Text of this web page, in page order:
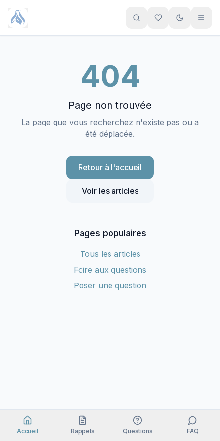
404
Page non trouvée
La page que vous recherchez n'existe pas ou a
été déplacée.
Retour à l'accueil
Voir les articles
Pages populaires
Tous les articles
Foire aux questions
Poser une question
Accueil Rappels Questions FAQ